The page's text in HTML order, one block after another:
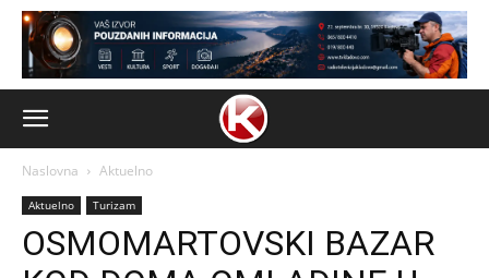
Naslovna Aktuelno
Aktuelno Turizam
OSMOMARTOVSKI BAZAR